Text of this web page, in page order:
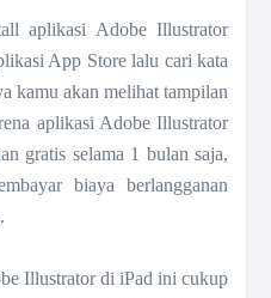
aplikasi Adobe Illustrator
App Store lalu cari kata
kamu akan melihat tampilan
aplikasi Adobe Illustrator
gratis selama 1 bulan saja,
biaya berlangganan
Illustrator di iPad ini cukup